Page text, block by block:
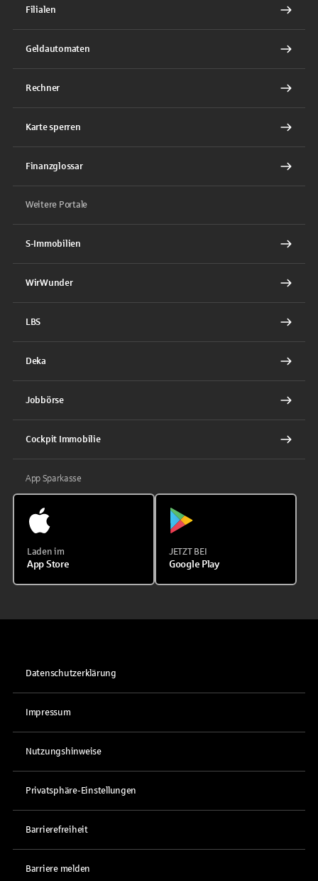
Filialen
Geldautomaten
Rechner
Karte sperren
Finanzglossar
Weitere Portale
S-Immobilien
WirWunder
LBS
Deka
Jobbörse
Cockpit Immobilie
App Sparkasse
Laden im
App Store
JETZT BEI
Google Play
Datenschutzerklärung
Impressum
Nutzungshinweise
Privatsphäre-Einstellungen
Barrierefreiheit
Barriere melden